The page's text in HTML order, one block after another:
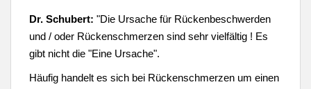
Dr. Schubert: "Die Ursache für Rückenbeschwerden
und / oder Rückenschmerzen sind sehr vielfältig ! Es
gibt nicht die "Eine Ursache".
Häufig handelt es sich bei Rückenschmerzen um einen